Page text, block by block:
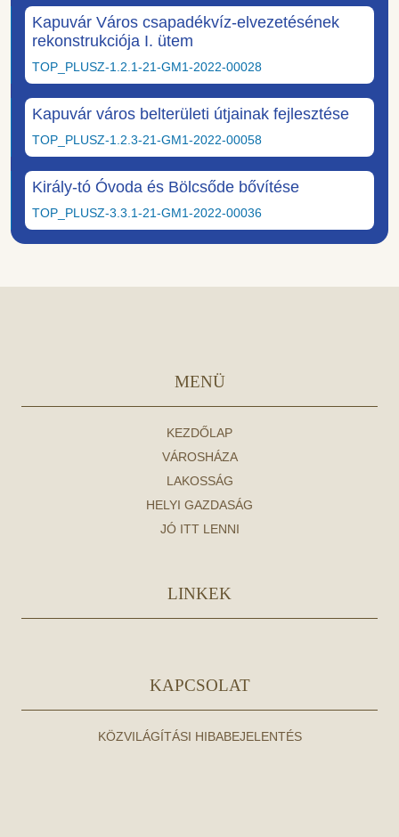
Kapuvár Város csapadékvíz-elvezetésének
rekonstrukciója I. ütem
TOP_PLUSZ-1.2.1-21-GM1-2022-00028
Kapuvár város belterületi útjainak fejlesztése
TOP_PLUSZ-1.2.3-21-GM1-2022-00058
Király-tó Óvoda és Bölcsőde bővítése
TOP_PLUSZ-3.3.1-21-GM1-2022-00036
MENÜ
KEZDŐLAP
VÁROSHÁZA
LAKOSSÁG
HELYI GAZDASÁG
JÓ ITT LENNI
LINKEK
KAPCSOLAT
KÖZVILÁGÍTÁSI HIBABEJELENTÉS